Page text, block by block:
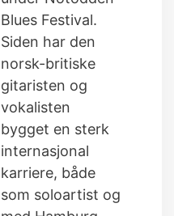
Blues Festival.
Siden har den
norsk-britiske
gitaristen og
vokalisten
bygget en sterk
internasjonal
karriere, både
som soloartist og